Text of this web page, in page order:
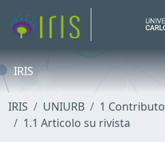
IRIS
IRIS UNIURB
1
1.1 Articolo su rivista